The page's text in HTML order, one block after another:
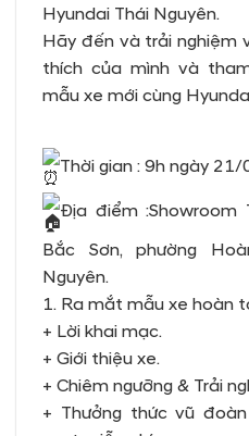
Hyundai Thái Nguyên.
Hãy đến và trải nghiệm
thích của mình và
mẫu xe mới cùng
Thời gian : 9h ngày
Địa điểm :Showroom
Bắc Sơn, phường
Nguyên.
1. Ra mắt mẫu xe hoàn
+ Lời khai mạc.
+ Giới thiệu xe.
+ Chiêm ngưỡng & Trải
+ Thưởng thức vũ